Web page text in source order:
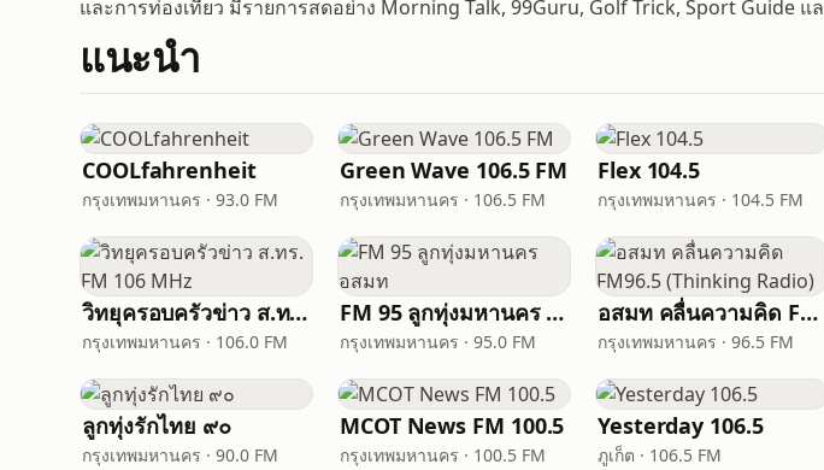
และการท่องเที่ยว มีรายการสดอย่าง Morning Talk, 99Guru, Golf Trick, Sport Guide
แนะนำ
COOLfahrenheit
กรุงเทพมหานคร · 93.0 FM
Green Wave 106.5 FM
กรุงเทพมหานคร · 106.5 FM
Flex 104.5
กรุงเทพมหานคร · 104.5 FM
วิทยุครอบครัวข่าว ส.ทร. FM 106 MHz
กรุงเทพมหานคร · 106.0 FM
FM 95 ลูกทุ่งมหานคร อสมท
กรุงเทพมหานคร · 95.0 FM
อสมท คลื่นความคิด FM96.5 (Thinking Radio)
กรุงเทพมหานคร · 96.5 FM
ลูกทุ่งรักไทย ๙๐
กรุงเทพมหานคร · 90.0 FM
MCOT News FM 100.5
กรุงเทพมหานคร · 100.5 FM
Yesterday 106.5
ภูเก็ต · 106.5 FM